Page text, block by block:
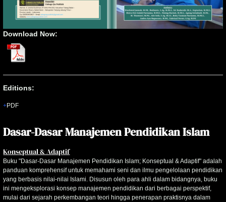
Download Now:
Editions:
PDF
Dasar-Dasar Manajemen Pendidikan Islam
Konseptual & Adaptif
Buku "Dasar-Dasar Manajemen Pendidikan Islam; Konseptual & Adaptif" adalah
panduan komprehensif untuk memahami seni dan ilmu pengelolaan pendidikan
yang berbasis nilai-nilai Islami. Disusun oleh para ahli dalam bidangnya, buku
ini mengeksplorasi konsep manajemen pendidikan dari berbagai perspektif,
mulai dari sejarah perkembangan teori hingga penerapan praktisnya dalam